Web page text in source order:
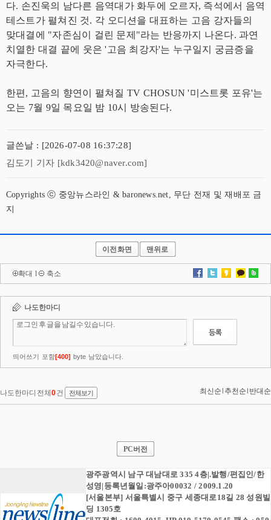
다. 손진욱의 남다른 음역대가 화두에 오르자, 즉석에서 음역
테스트가 펼쳐진 것. 각 오디션을 대표하는 고음 강자들의
맞대결에 "자존심이 걸린 문제"라는 반응까지 나온다. 과연
치열한 대결 끝에 웃은 '고음 최강자'는 누구일지 궁금증을
자극한다.
한편, 고음의 향연이 펼쳐질 TV CHOSUN '미스트롯 포유'는
오는 7월 9일 목요일 밤 10시 방송된다.
글쓴날 : [2026-07-08 16:37:28]
김도기 기자 [kdk3420@naver.com]
Copyrights ⓒ 중앙뉴스라인 & baronews.net, 무단 전재 및 재배포 금
지
이전화면 맨위로
확대 l 축소
PC버전
광주광역시 남구 대남대로 335 4층|.발행/편집인/한
성영|등록년월일:광주아00032 / 2009.1.20
[서울본부] 서울특별시 중구 세종대로18길 28 성원빌
딩 1305호